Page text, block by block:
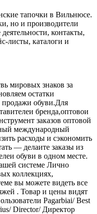
тапочки в Вильнюсе.
но и производители
контакты,
листы, каталоги и
мировых знаков за
остатки
обуви.Для
бренда,оптовои
заказов оптовой
международный
расходы и сэкономить
— делаите заказы из
обуви в одном месте.
системе Лично
коллекциях,
вы можете видеть все
. Товар и цены видят
Pagarbiai/ Best
Director/ Директор